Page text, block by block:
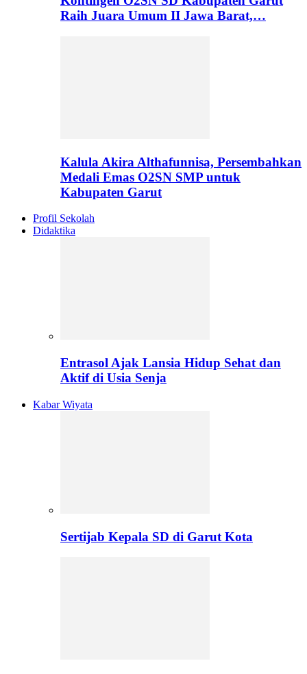
Raih Juara Umum II Jawa Barat,…
Kalula Akira Althafunnisa, Persembahkan
Medali Emas O2SN SMP untuk
Kabupaten Garut
Profil Sekolah
Didaktika
Entrasol Ajak Lansia Hidup Sehat dan
Aktif di Usia Senja
Kabar Wiyata
Sertijab Kepala SD di Garut Kota